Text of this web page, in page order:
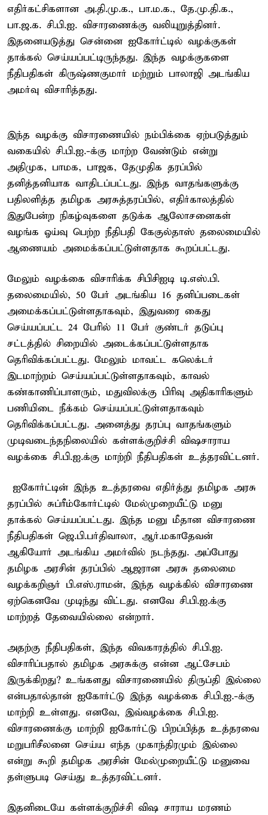
எதிர்கட்சிகளான அ.தி.மு.க., பா.ம.க., தே.மு.தி.க.,
பா.ஜ.க. சி.பி.ஐ. விசாரணைக்கு வலியுறுத்தினர்.
இதனையடுத்து சென்னை ஐகோர்ட்டில் வழக்குகள்
தாக்கல் செய்யப்பட்டிருந்தது. இந்த வழக்குகளை
நீதிபதிகள் கிருஷ்ணகுமார் மற்றும் பாலாஜி அடங்கிய
அமர்வு விசாரித்தது.
இந்த வழக்கு விசாரணையில் நம்பிக்கை ஏற்படுத்தும்
வகையில் சி.பி.ஐ.-க்கு மாற்ற வேண்டும் என்று
அதிமுக, பாமக, பாஜக, தேமுதிக தரப்பில்
தனித்தனியாக வாதிடப்பட்டது. இந்த வாதங்களுக்கு
பதிலளித்த தமிழக அரசுத்தரப்பில், எதிர்காலத்தில்
இதுபேன்ற நிகழ்வுகளை தடுக்க ஆலோசனைகள்
வழங்க ஓய்வு பெற்ற நீதிபதி கேகுல்தாஸ் தலைமையில்
ஆணையம் அமைக்கப்பட்டுள்ளதாக கூறப்பட்டது.
மேலும் வழக்கை விசாரிக்க சிபிசிஐடி டி.எஸ்.பி.
தலைமையில், 50 பேர் அடங்கிய 16 தனிப்படைகள்
அமைக்கப்பட்டுள்ளதாகவும், இதுவரை கைது
செய்யப்பட்ட 24 பேரில் 11 பேர் குண்டர் தடுப்பு
சட்டத்தில் சிறையில் அடைக்கப்பட்டுள்ளதாக
தெரிவிக்கப்பட்டது. மேலும் மாவட்ட கலெக்டர்
இடமாற்றம் செய்யப்பட்டுள்ளதாகவும், காவல்
கண்காணிப்பாளரும், மதுவிலக்கு பிரிவு அதிகாரிகளும்
பணியிடை நீக்கம் செய்யப்பட்டுள்ளதாகவும்
தெரிவிக்கப்பட்டது. அனைத்து தரப்பு வாதங்களும்
முடிவடைந்தநிலையில் கள்ளக்குறிச்சி விஷசாராய
வழக்கை சி.பி.ஐ.க்கு மாற்றி நீதிபதிகள் உத்தரவிட்டனர்.
ஐகோர்ட்டின் இந்த உத்தரவை எதிர்த்து தமிழக அரசு
தரப்பில் சுப்ரீம்கோர்ட்டில் மேல்முறையீட்டு மனு
தாக்கல் செய்யப்பட்டது. இந்த மனு மீதான விசாரணை
நீதிபதிகள் ஜெ.பி.பர்திவாலா, ஆர்.மகாதேவன்
ஆகியோர் அடங்கிய அமர்வில் நடந்தது. அப்போது
தமிழக அரசின் தரப்பில் ஆஜரான அரசு தலைமை
வழக்கறிஞர் பி.எஸ்.ராமன், இந்த வழக்கில் விசாரணை
ஏற்கெனவே முடிந்து விட்டது. எனவே சி.பி.ஐ.க்கு
மாற்றத் தேவையில்லை என்றார்.
அதற்கு நீதிபதிகள், இந்த விவகாரத்தில் சி.பி.ஐ.
விசாரிப்பதால் தமிழக அரசுக்கு என்ன ஆட்சேபம்
இருக்கிறது? உங்களது விசாரணையில் திருப்தி இல்லை
என்பதால்தான் ஐகோர்ட்டு இந்த வழக்கை சி.பி.ஐ.-க்கு
மாற்றி உள்ளது. எனவே, இவ்வழக்கை சி.பி.ஐ.
விசாரணைக்கு மாற்றி ஐகோர்ட்டு பிறப்பித்த உத்தரவை
மறுபரிசீலனை செய்ய எந்த முகாந்திரமும் இல்லை
என்று கூறி தமிழக அரசின் மேல்முறையீட்டு மனுவை
தள்ளுபடி செய்து உத்தரவிட்டனர்.
இதனிடையே கள்ளக்குறிச்சி விஷ சாராய மரணம்